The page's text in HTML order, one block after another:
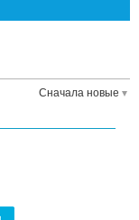
Сначала новые